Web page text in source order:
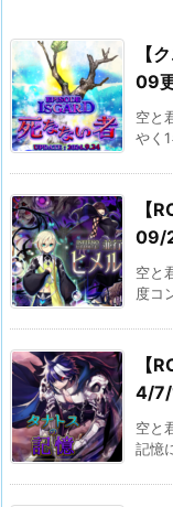
【
09
空と
やく
【
09/
空と
度コ
【
4/7/
空と
記憶